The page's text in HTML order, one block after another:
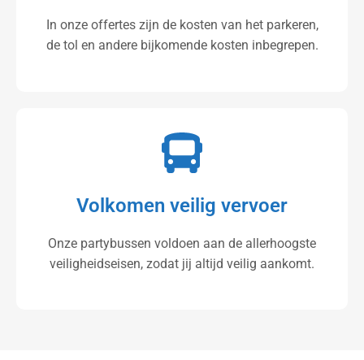
In onze offertes zijn de kosten van het parkeren,
de tol en andere bijkomende kosten inbegrepen.
Volkomen veilig vervoer
Onze partybussen voldoen aan de allerhoogste
veiligheidseisen, zodat jij altijd veilig aankomt.